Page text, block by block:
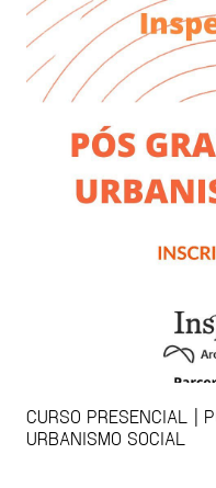
CURSO PRESENCIAL |
URBANISMO SOCIAL